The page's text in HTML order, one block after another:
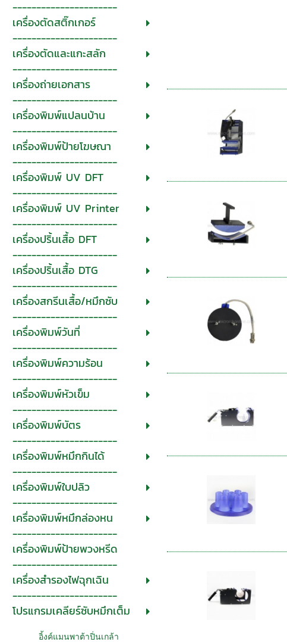
----------------------
เครื่องตัดสติ๊กเกอร์
----------------------
เครื่องตัดและแกะสลัก
----------------------
เครื่องถ่ายเอกสาร
----------------------
เครื่องพิมพ์แปลนบ้าน
----------------------
เครื่องพิมพ์ป้ายโฆษณา
----------------------
เครื่องพิมพ์ UV DFT
----------------------
เครื่องพิมพ์ UV Printer
----------------------
เครื่องปริ้นเสื้อ DFT
----------------------
เครื่องปริ้นเสื้อ DTG
----------------------
เครื่องสกรีนเสื้อ/หมึกซับ
----------------------
เครื่องพิมพ์วันที่
----------------------
เครื่องพิมพ์ความร้อน
----------------------
เครื่องพิมพ์หัวเข็ม
----------------------
เครื่องพิมพ์บัตร
----------------------
เครื่องพิมพ์หมึกกินได้
----------------------
เครื่องพิมพ์ใบปลิว
----------------------
เครื่องพิมพ์หมึกล่องหน
----------------------
เครื่องพิมพ์ป้ายพวงหรีด
----------------------
เครื่องสำรองไฟฉุกเฉิน
----------------------
โปรแกรมเคลียร์ซับหมึกเต็ม
อิ้งค์แมนพาต้าปิ่นเกล้า